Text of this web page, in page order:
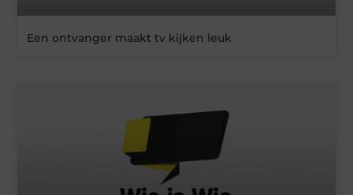
Een ontvanger maakt tv kijken leuk